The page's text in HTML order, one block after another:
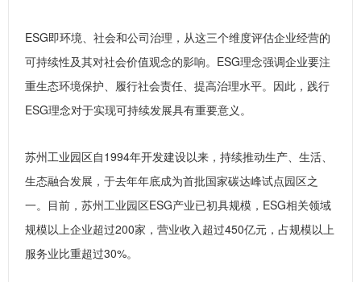
ESG即环境、社会和公司治理，从这三个维度评估企业经营的
可持续性及其对社会价值观念的影响。ESG理念强调企业要注
重生态环境保护、履行社会责任、提高治理水平。因此，践行
ESG理念对于实现可持续发展具有重要意义。
苏州工业园区自1994年开发建设以来，持续推动生产、生活、
生态融合发展，于去年年底成为首批国家碳达峰试点园区之
一。目前，苏州工业园区ESG产业已初具规模，ESG相关领域
规模以上企业超过200家，营业收入超过450亿元，占规模以上
服务业比重超过30%。